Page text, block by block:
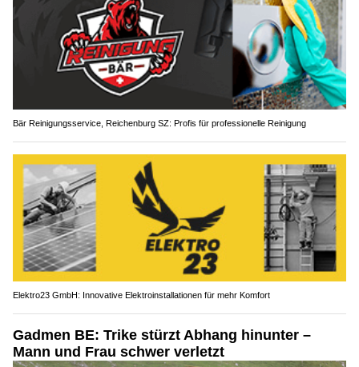
Bär Reinigungsservice, Reichenburg SZ: Profis für professionelle Reinigung
Elektro23 GmbH: Innovative Elektroinstallationen für mehr Komfort
Gadmen BE: Trike stürzt Abhang hinunter –
Mann und Frau schwer verletzt